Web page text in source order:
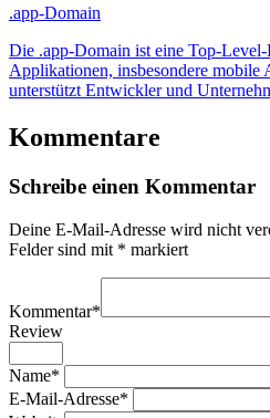
.app-Domain
Die .app-Domain ist eine Top-
Applikationen, insbesondere mobile
unterstützt Entwickler und
Kommentare
Schreibe einen Kommentar
Deine E-Mail-Adresse wird nicht
Felder sind mit * markiert
Kommentar*
Review
Name*
E-Mail-Adresse*